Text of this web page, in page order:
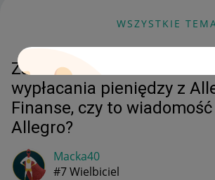
Za 7 dni stracisz możliwość
wypłacania pieniędzy z
Finanse, czy to wiadomość
Allegro?
Macka40
#7 Wielbiciel
WSZYSTKIE